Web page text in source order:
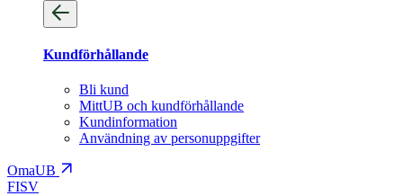
Kundförhållande
Bli kund
MittUB och kundförhållande
Kundinformation
Användning av personuppgifter
OmaUB
FISV